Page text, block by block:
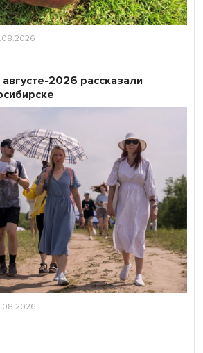
2026 рассказали